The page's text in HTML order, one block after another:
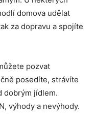
domova udělat
za dopravu a spojíte
pozvat
posedíte, strávíte
dobrým jídlem.
výhody a nevýhody.